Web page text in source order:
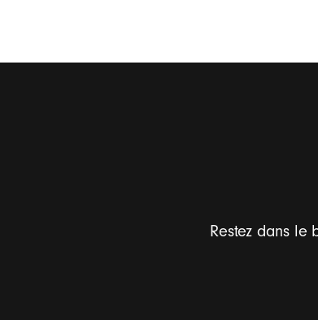
Restez dans le